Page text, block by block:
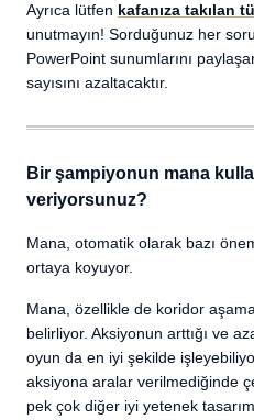
Ayrıca lütfen kafanıza takılan
unutmayın! Sorduğunuz her
PowerPoint sunumlarını
sayısını azaltacaktır.
Bir şampiyonun mana
veriyorsunuz?
Mana, otomatik olarak bazı
ortaya koyuyor.
Mana, özellikle de koridor
belirliyor. Aksiyonun arttığı ve
oyun da en iyi şekilde
aksiyona aralar verilmediğinde
pek çok diğer iyi yetenek